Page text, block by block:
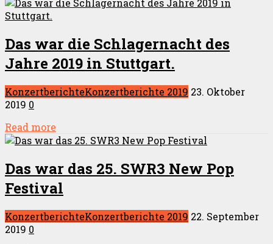
Das war die Schlagernacht des
Jahre 2019 in Stuttgart.
KonzertberichteKonzertberichte 2019 23. Oktober
2019 0
Read more
Das war das 25. SWR3 New Pop
Festival
KonzertberichteKonzertberichte 2019 22. September
2019 0